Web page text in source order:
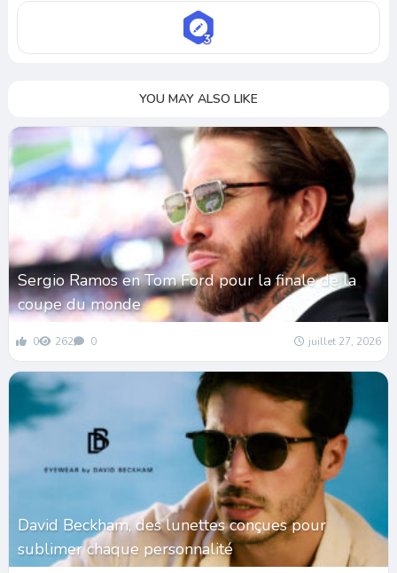
YOU MAY ALSO LIKE
Sergio Ramos en Tom Ford pour la finale de la
coupe du monde
0 262 0 juillet 27, 2026
David Beckham, des lunettes conçues pour
sublimer chaque personnalité